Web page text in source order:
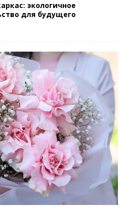
экологичное
для будущего